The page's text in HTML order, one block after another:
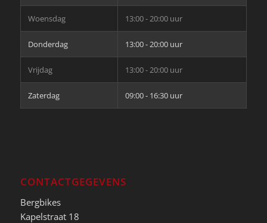
Woensdag 13:00 - 20:00 uur
Donderdag 13:00 - 20:00 uur
Vrijdag 13:00 - 20:00 uur
Zaterdag 09:00 - 16:30 uur
CONTACTGEGEVENS
Bergbikes
Kapelstraat 18